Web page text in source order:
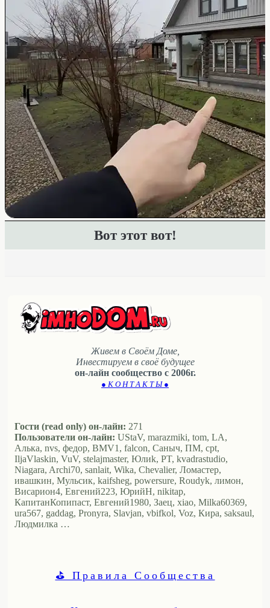
Вот этот вот!
Живем в Своём Доме,
Инвестируем в своё будущее
он-лайн сообщество с 2006г.
● К О Н Т А К Т Ы ●
Гости (read only) он-лайн: 271
Пользователи он-лайн: UStaV, marazmiki, tom, LA,
Алька, nvs, федор, BMV1, falcon, Саныч, ПМ, cpt,
IljaVlaskin, VuV, stelajmaster, Юлиk, PT, kvadrastudio,
Niagara, Archi70, sanlait, Wika, Chevalier, Ломастер,
ивашкин, Мульсик, kaifsheg, powersure, Roudyk, лимон,
Висариoн4, Евгений223, ЮрийН, nikitap,
КапитанКопипаст, Евгений1980, Заец, xiao, Milka60369,
ura567, gaddag, Pronyra, Slavjan, vbifkol, Voz, Кира, saksaul,
Людмилка …
⛳ Правила Сообщества